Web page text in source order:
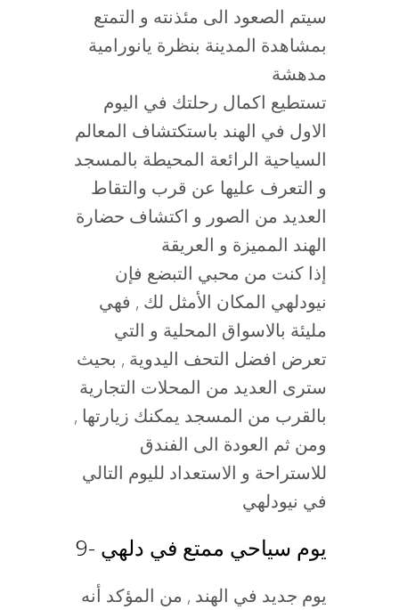
سيتم الصعود الى مئذنته و التمتع
بمشاهدة المدينة بنظرة يانورامية
مدهشة
تستطيع اكمال رحلتك في اليوم
الاول في الهند باستكتشاف المعالم
السياحية الرائعة المحيطة بالمسجد
و التعرف عليها عن قرب والتقاط
العديد من الصور و اكتشاف حضارة
الهند المميزة و العريقة
إذا كنت من محبي التبضع فإن
نيودلهي المكان الأمثل لك , فهي
مليئة بالاسواق المحلية و التي
تعرض افضل التحف اليدوية , بحيث
سترى العديد من المحلات التجارية
بالقرب من المسجد يمكنك زيارتها ,
ومن ثم العودة الى الفندق
للاستراحة و الاستعداد لليوم التالي
في نيودلهي
9- يوم سياحي ممتع في دلهي
يوم جديد في الهند , من المؤكد أنه